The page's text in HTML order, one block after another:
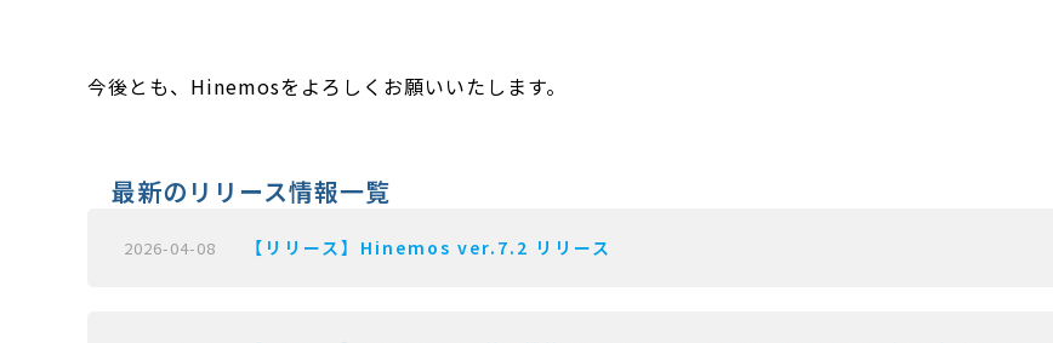
今後とも、Hinemosをよろしくお願いいたします。
最新のリリース情報一覧
2026-04-08 【リリース】Hinemos ver.7.2 リリース